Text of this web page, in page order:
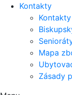
Kontakty
Kontakty
Mapa
Zásady